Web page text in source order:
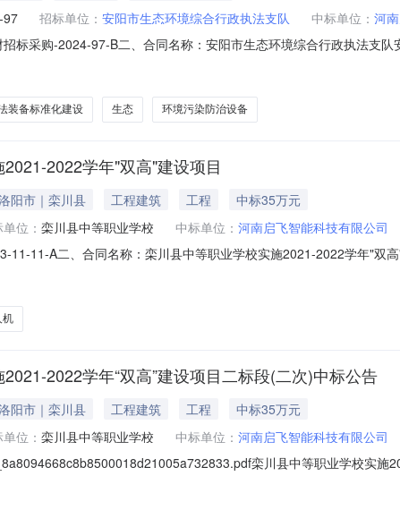
97 招标单位： 安阳市生态环境综合行政执法支队 中标单位： 河
标采购-2024-97-B二、合同名称：安阳市生态环境综合行政执法支
市生态环境综合行政执法支队联系人：王磊联系方式：37111182.供
装备标准化建设 生态 环境污染防治设备
2022学年"双高"建设项目
阳市｜栾川县 工程建筑 工程
中标35万元
位： 栾川县中等职业学校 中标单位： 河南启飞智能科技有限公司
11-11-A二、合同名称：栾川县中等职业学校实施2021-2022学年"
小型地址：栾川县中等职业学校联系人：杨纪鹏联系方式：
机
2022学年“双高”建设项目二标段(二次)中标公告
阳市｜栾川县 工程建筑 工程
中标35万元
位： 栾川县中等职业学校 中标单位： 河南启飞智能科技有限公司
栾川县中等职业学校实
本情况1、采购项目编号：2023-11-112、采购项目名称：栾川县中等